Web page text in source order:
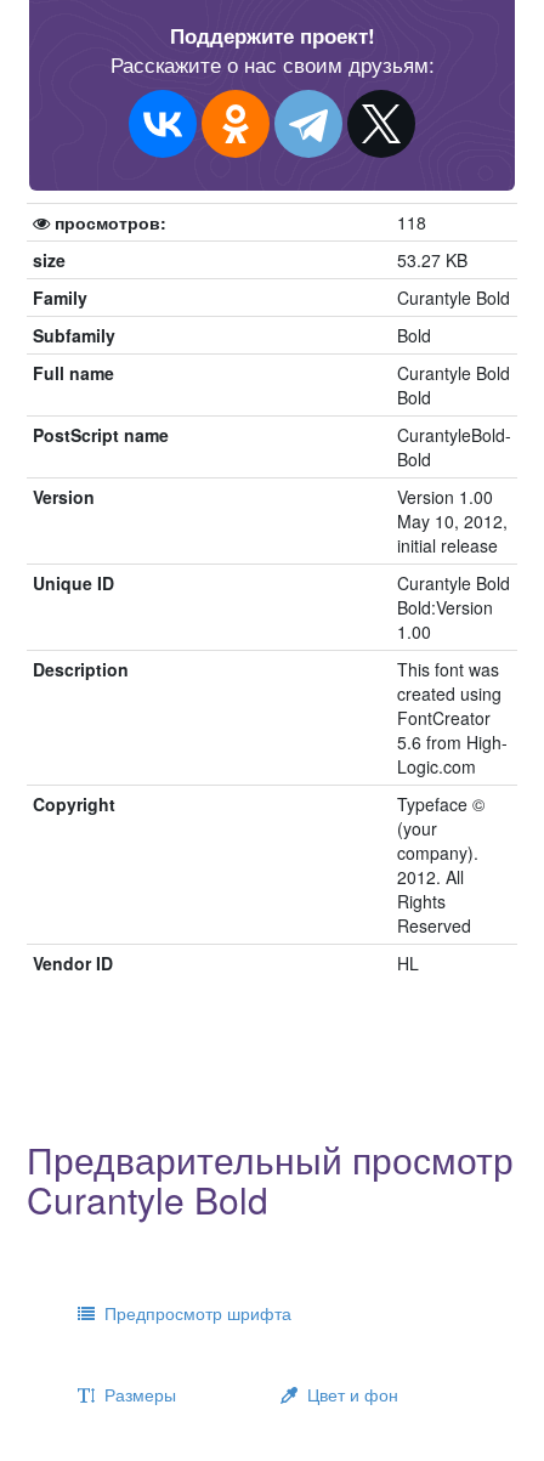
Поддержите проект!
Расскажите о нас своим друзьям:
просмотров:
118
size
53.27 KB
Family
Curantyle Bold
Subfamily
Bold
Full name
Curantyle Bold
Bold
PostScript name
CurantyleBold-
Bold
Version
Version 1.00
May 10, 2012,
initial release
Unique ID
Curantyle Bold
Bold:Version
1.00
Description
This font was
created using
FontCreator
5.6 from High-
Logic.com
Copyright
Typeface ©
(your
company).
2012. All
Rights
Reserved
Vendor ID
HL
Предварительный просмотр
Curantyle Bold
Предпросмотр шрифта
Размеры Цвет и фон